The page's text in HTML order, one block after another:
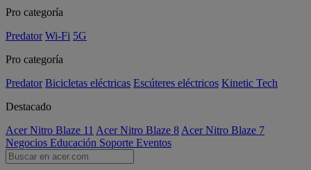
Pro categoría
Predator Wi-Fi 5G
Pro categoría
Predator Bicicletas eléctricas Escúteres eléctricos Kinetic Tech
Destacado
Acer Nitro Blaze 11 Acer Nitro Blaze 8 Acer Nitro Blaze 7
Negocios Educación Soporte Eventos